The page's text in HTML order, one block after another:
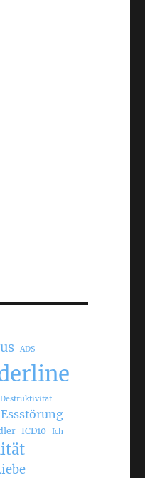
ADS
Destruktivität
Essstörung
ICD10 Ich